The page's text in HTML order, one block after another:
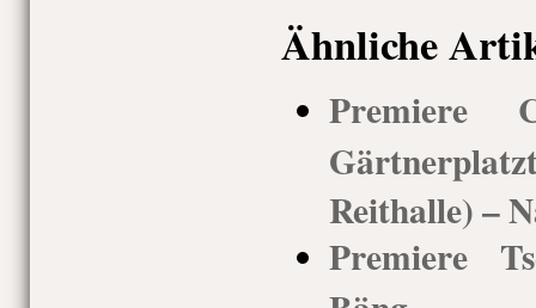
Ähnliche
Premiere
Reithalle) –
Premiere